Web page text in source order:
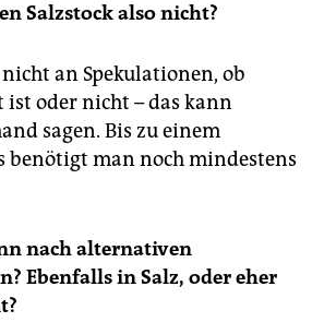
Salzstock also nicht?
an Spekulationen, ob
ist oder nicht – das kann
sagen. Bis zu einem
benötigt man noch mindestens
nach alternativen
Ebenfalls in Salz, oder eher